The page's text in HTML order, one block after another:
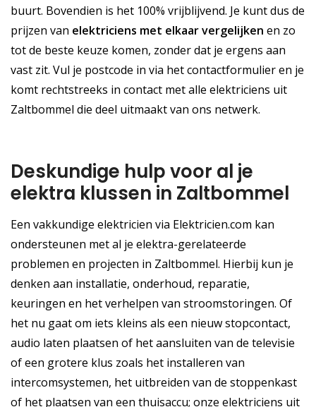
buurt. Bovendien is het 100% vrijblijvend. Je kunt dus de
prijzen van elektriciens met elkaar vergelijken en zo
tot de beste keuze komen, zonder dat je ergens aan
vast zit. Vul je postcode in via het contactformulier en je
komt rechtstreeks in contact met alle elektriciens uit
Zaltbommel die deel uitmaakt van ons netwerk.
Deskundige hulp voor al je
elektra klussen in Zaltbommel
Een vakkundige elektricien via Elektricien.com kan
ondersteunen met al je elektra-gerelateerde
problemen en projecten in Zaltbommel. Hierbij kun je
denken aan installatie, onderhoud, reparatie,
keuringen en het verhelpen van stroomstoringen. Of
het nu gaat om iets kleins als een nieuw stopcontact,
audio laten plaatsen of het aansluiten van de televisie
of een grotere klus zoals het installeren van
intercomsystemen, het uitbreiden van de stoppenkast
of het plaatsen van een thuisaccu; onze elektriciens uit